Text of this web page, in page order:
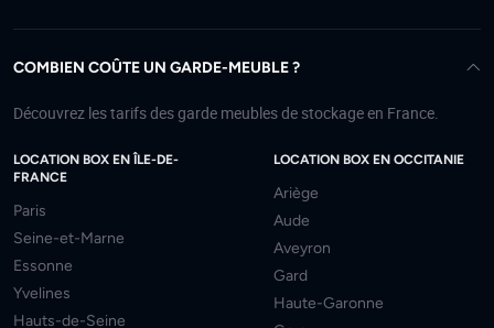
COMBIEN COÛTE UN GARDE-MEUBLE ?
Découvrez les tarifs des garde meubles de stockage en France.
LOCATION BOX EN ÎLE-DE-
FRANCE
Paris
Seine-et-Marne
Essonne
Yvelines
Hauts-de-Seine
LOCATION BOX EN OCCITANIE
Ariège
Aude
Aveyron
Gard
Haute-Garonne